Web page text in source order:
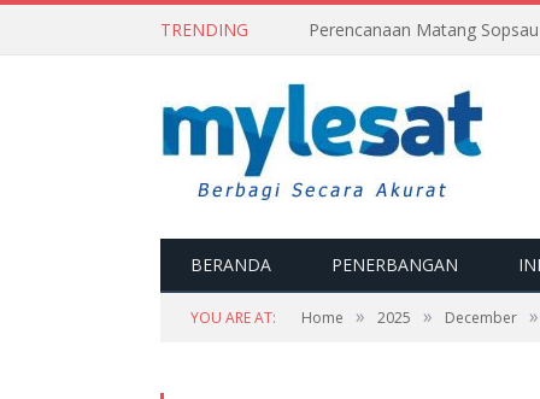
TRENDING
BERANDA PENERBANGAN
YOU ARE AT: Home » 2025 » December »